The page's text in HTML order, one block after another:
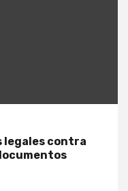
legales contra